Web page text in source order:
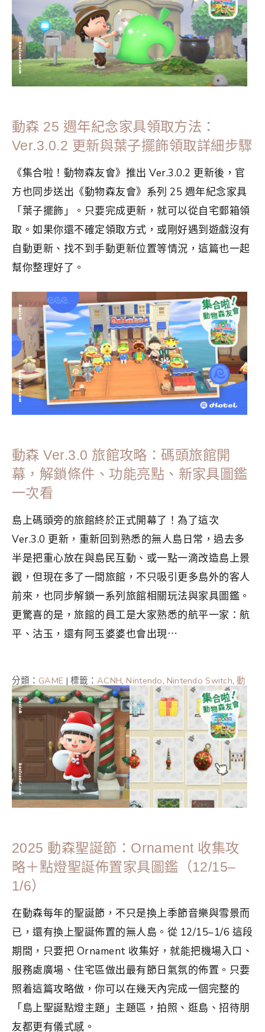
動森 25 週年紀念家具領取方法：
Ver.3.0.2 更新與葉子擺飾領取詳細步驟
《集合啦！動物森友會》推出 Ver.3.0.2 更新後，官
方也同步送出《動物森友會》系列 25 週年紀念家具
「葉子擺飾」。只要完成更新，就可以從自宅郵箱領
取。如果你還不確定領取方式，或剛好遇到遊戲沒有
自動更新、找不到手動更新位置等情況，這篇也一起
幫你整理好了。
分類： GAME |標籤：Nintendo Switch, 集合啦動物森友會
動森 Ver.3.0 旅館攻略：碼頭旅館開
幕，解鎖條件、功能亮點、新家具圖鑑
一次看
島上碼頭旁的旅館終於正式開幕了！為了這次
Ver.3.0 更新，重新回到熟悉的無人島日常，過去多
半是把重心放在與島民互動、或一點一滴改造島上景
觀，但現在多了一間旅館，不只吸引更多島外的客人
前來，也同步解鎖一系列旅館相關玩法與家具圖鑑。
更驚喜的是，旅館的員工是大家熟悉的航平一家：航
平、沽玉，還有阿玉婆婆也會出現⋯
分類： GAME |標籤：ACNH, Nintendo, Nintendo Switch,動
森情報,動森攻略,動森攻略2025 動森攻略2026,集合啦動
物森友會
2025 動森聖誕節：Ornament 收集攻
略＋點燈聖誕佈置家具圖鑑（12/15–
1/6）
在動森每年的聖誕節，不只是換上季節音樂與雪景而
已，還有換上聖誕佈置的無人島。從 12/15–1/6 這段
期間，只要把 Ornament 收集好，就能把機場入口、
服務處廣場、住宅區做出最有節日氣氛的佈置。只要
照着這篇攻略做，你可以在幾天內完成一個完整的
「島上聖誕點燈主題」主題區，拍照、逛島、招待朋
友都更有儀式感。